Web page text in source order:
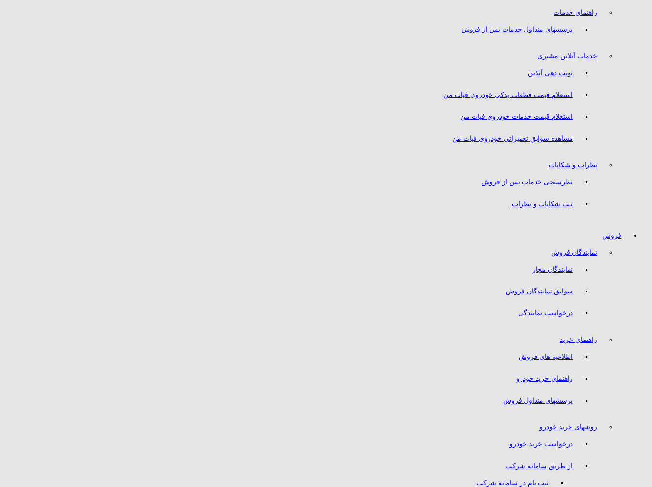
راهنمای خدمات
پرسشهای متداول خدمات پس از فروش
خدمات آنلاین مشتری
نوبت دهی آنلاین
استعلام قیمت قطعات یدکی خودروی فیات من
استعلام قیمت خدمات خودروی فیات من
مشاهده سوابق تعمیراتی خودروی فیات من
نظرات و شکایات
نظرسنجی خدمات پس از فروش
ثبت شکایات و نظرات
فروش
نمایندگان فروش
نمایندگان مجاز
سوابق نمایندگان فروش
درخواست نمایندگی
راهنمای خرید
اطلاعیه های فروش
راهنمای خرید خودرو
پرسشهای متداول فروش
روشهای خرید خودرو
درخواست خرید خودرو
از طریق سامانه شرکت
ثبت نام در سامانه شرکت